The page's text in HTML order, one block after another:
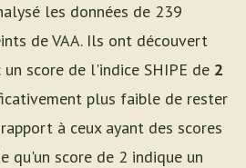
les données de 239
de VAA. Ils ont découvert
score de l'indice SHIPE de 2
plus faible de rester
à ceux ayant des scores
qu'un score de 2 indique un